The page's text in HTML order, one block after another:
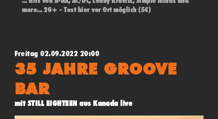
more... 2G+ - Test hier vor Ort möglich (5€)
Freitag 02.09.2022 20:00
35 JAHRE GROOVE
BAR
mit STILL EIGHTEEN aus Kanada live